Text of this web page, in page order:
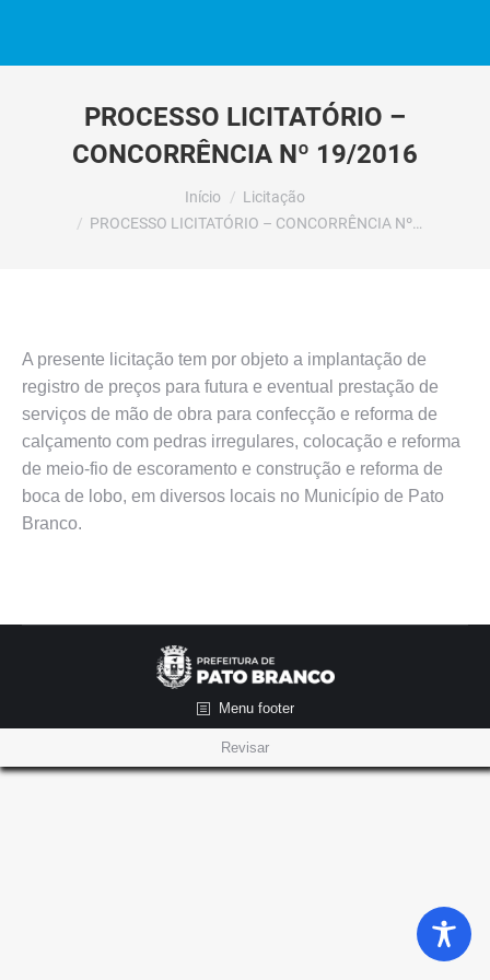
PROCESSO LICITATÓRIO –
CONCORRÊNCIA Nº 19/2016
Início
Licitação
PROCESSO LICITATÓRIO – CONCORRÊNCIA Nº…
A presente licitação tem por objeto a implantação de
registro de preços para futura e eventual prestação de
serviços de mão de obra para confecção e reforma de
calçamento com pedras irregulares, colocação e reforma
de meio-fio de escoramento e construção e reforma de
boca de lobo, em diversos locais no Município de Pato
Branco.
Menu footer
Revisar